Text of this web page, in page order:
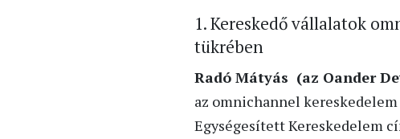
1. Kereskedő vállalatok
tükrében
Radó Mátyás (az Oander
az omnichannel
Egységesített Kereskedelem